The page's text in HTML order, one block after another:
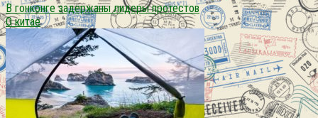
В гонконге задержаны лидеры протестов
О китае